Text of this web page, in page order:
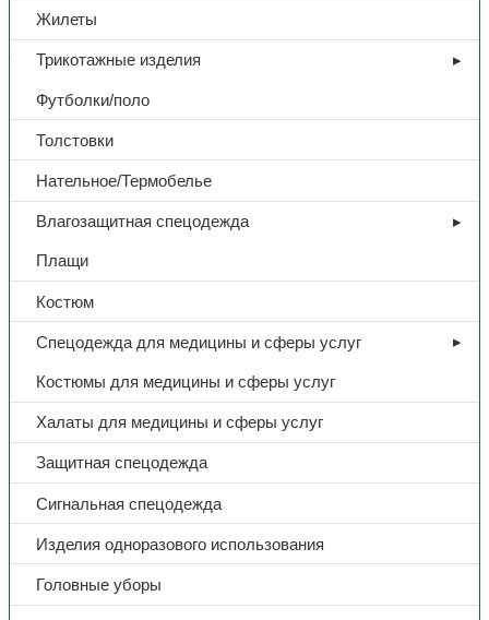
Жилеты
Трикотажные изделия
Футболки/поло
Толстовки
Нательное/Термобелье
Влагозащитная спецодежда
Плащи
Костюм
Спецодежда для медицины и сферы услуг
Костюмы для медицины и сферы услуг
Халаты для медицины и сферы услуг
Защитная спецодежда
Сигнальная спецодежда
Изделия одноразового использования
Головные уборы
Поделиться:
Whatsapp
Тип респиратора складной
Класс фильтрующей эффективности
Наличие клапана Да
Название